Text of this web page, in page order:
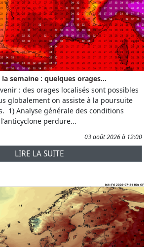
semaine : quelques orages...
: des orages localisés sont possibles
globalement on assiste à la poursuite
1) Analyse générale des conditions
perdure...
03 août 2026 à 12:00
LIRE LA SUITE